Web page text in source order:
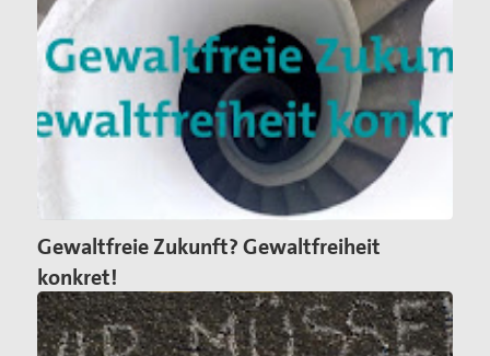
Gewaltfreie Zukunft? Gewaltfreiheit
konkret!